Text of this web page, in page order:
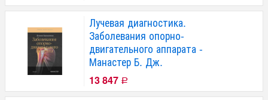
Лучевая диагностика.
Заболевания опорно-
двигательного аппарата -
Манастер Б. Дж.
13 847 Р